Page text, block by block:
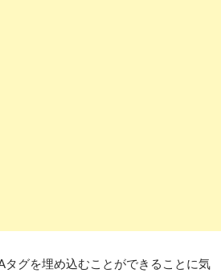
タグを埋め込むことができることに気